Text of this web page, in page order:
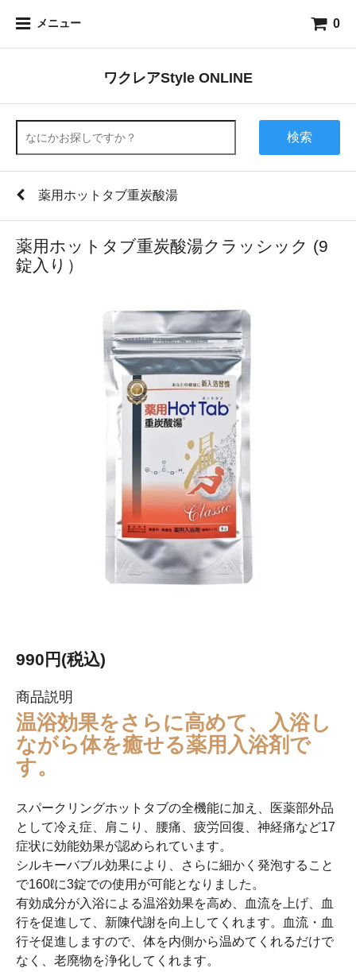
メニュー 0
ワクレアStyle ONLINE
検索
薬用ホットタブ重炭酸湯
薬用ホットタブ重炭酸湯クラッシック (9
錠入り）
990円(税込)
商品説明
温浴効果をさらに高めて、入浴し
ながら体を癒せる薬用入浴剤で
す。
スパークリングホットタブの全機能に加え、医薬部外品
として冷え症、肩こり、腰痛、疲労回復、神経痛など17
症状に効能効果が認められています。
シルキーバブル効果により、さらに細かく発泡すること
で160ℓに3錠での使用が可能となりました。
有効成分が入浴による温浴効果を高め、血流を上げ、血
行を促進して、新陳代謝を向上してくれます。血流・血
行そ促進しますので、体を内側から温めてくれるだけで
なく、老廃物を浄化してくれます。